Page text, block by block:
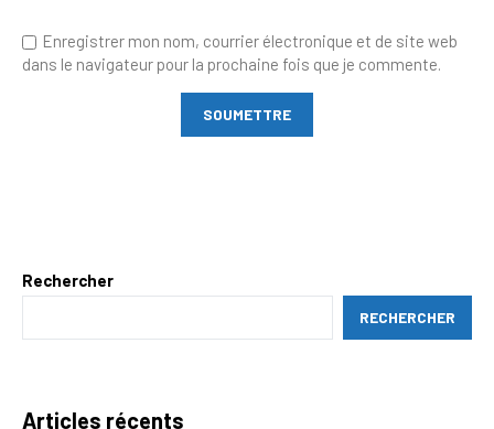
Enregistrer mon nom, courrier électronique et de site web
dans le navigateur pour la prochaine fois que je commente.
Rechercher
RECHERCHER
Articles récents